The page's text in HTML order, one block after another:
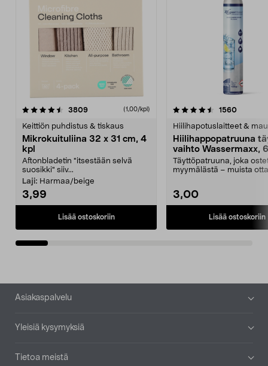
3809arvostelut (1,00/kpl)
Keittiön puhdistus & tiskaus
Mikrokuituliina 32 x 31 cm, 4
kpl
Aftonbladetin "itsestään selvä
suosikki" siiv...
Laji: Harmaa/beige
3,99
Lisää ostoskoriin
4.5viidestä
1560
Hiilihapotuslaitteet &
Hiilihappopatruuna
vaihto Wassermaxx,
Täyttöpatruuna, joka
myymälästä – muista
3,00
Lisää ostoskoriin
4.5viidestä
Alatunniste
Asiakaspalvelu
Yleisiä kysymyksiä
Tietoa meistä